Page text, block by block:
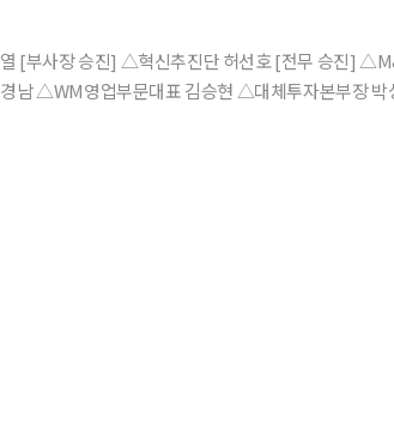
남 △WM영업부문대표 김승현 △대체투자본부장